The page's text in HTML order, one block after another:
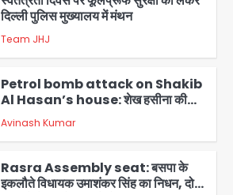
Team JHJ
वर्चुअल प्रेस कॉन्फ्रेंस में जुड़ने पर भड़का
गुस्सा, शाकिब अल हसन के मगुरा स्थित घर पर
पेट्रोल बम से हमला
Avinash Kumar
साल से कैंसर से जूझ रहे थे
Avinash Kumar